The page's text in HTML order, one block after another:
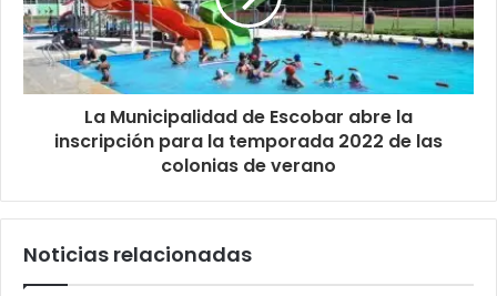
La Municipalidad de Escobar abre la
inscripción para la temporada 2022 de las
colonias de verano
Noticias relacionadas